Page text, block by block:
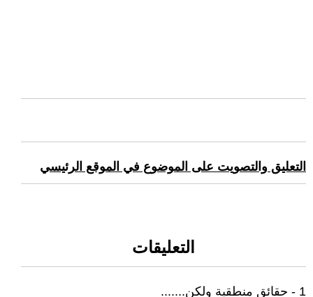
التعليق والتصويت على الموضوع في الموقع الرئيسي
التعليقات
1 - حقائق منطقية ولكن.......